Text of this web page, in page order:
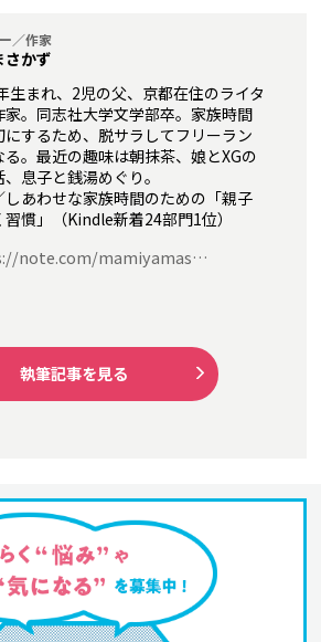
／作家
さかず
生まれ、2児の父、京都在住のライタ
家。同志社大学文学部卒。家族時間
にするため、脱サラしてフリーラン
る。最近の趣味は朝抹茶、娘とXGの
息子と銭湯めぐり。
しあわせな家族時間のための「親子
習慣」（Kindle新着24部門1位）
note.com/mamiyamas…
執筆記事を見る